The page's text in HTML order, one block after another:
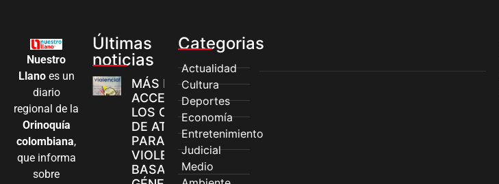
Nuestro
Llanoes un
diario
regional de la
Orinoquía
colombiana,
que informa
sobre
Últimas
noticias
MÁS MUJERES
ACCEDEN A
LOS CANALES
DE ATENCIÓN
PARA
VIOLENCIAS
BASADAS EN
Categorias
Actualidad
Cultura
Deportes
Economía
Entretenimiento
Judicial
Medio